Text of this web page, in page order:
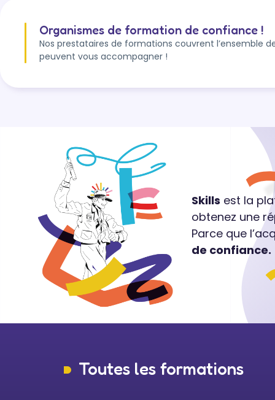
Organismes de formation de confiance !
Nos prestataires de formations couvrent l’ensemble
peuvent vous accompagner !
Skills est la
obtenez une
Parce que
de confiance.
Toutes les formations